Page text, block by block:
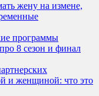
жену на измене,
программы
8 сезон и финал
и женщиной: что это